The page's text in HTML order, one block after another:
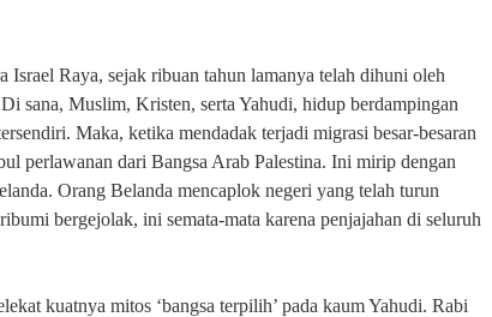
Israel Raya, sejak ribuan tahun lamanya telah dihuni oleh
sana, Muslim, Kristen, serta Yahudi, hidup berdampingan
Maka, ketika mendadak terjadi migrasi besar-besaran
perlawanan dari Bangsa Arab Palestina. Ini mirip dengan
Orang Belanda mencaplok negeri yang telah turun
bergejolak, ini semata-mata karena penjajahan di seluruh
kuatnya mitos ‘bangsa terpilih’ pada kaum Yahudi. Rabi